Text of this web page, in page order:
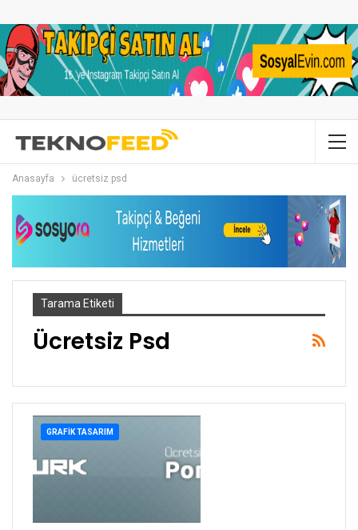
Anasayfa ücretsiz psd
Tarama Etiketi
Ücretsiz Psd
GRAFIK TASARIM